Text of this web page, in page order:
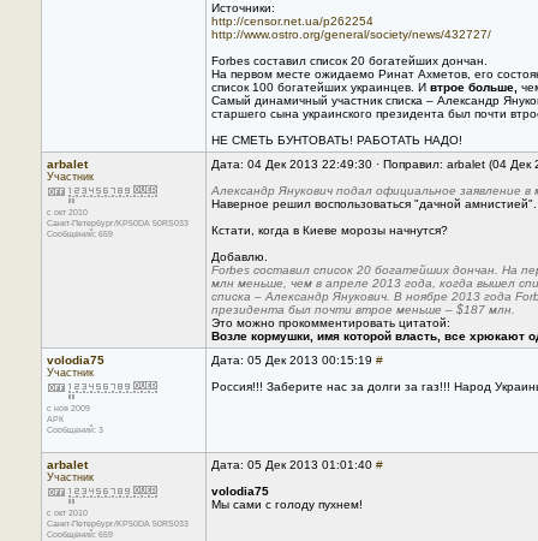
Источники:
http://censor.net.ua/p262254
http://www.ostro.org/general/society/news/432727/
Forbes составил список 20 богатейших дончан.
На первом месте ожидаемо Ринат Ахметов, его
список 100 богатейших украинцев. И втрое больше,
Самый динамичный участник списка – Александр
старшего сына украинского президента был почти
НЕ СМЕТЬ БУНТОВАТЬ! РАБОТАТЬ НАДО!
arbalet
Участник
с окт 2010
Санкт-Петербург/KP50DA 50RS033
Сообщений: 659
Дата: 04 Дек 2013 22:49:30 · Поправил: arbalet (04
Александр Янукович подал официальное заявление
Наверное решил воспользоваться "дачной амнистией".
Кстати, когда в Киеве морозы начнутся?
Добавлю.
Forbes составил список 20 богатейших дончан. На
млн меньше, чем в апреле 2013 года, когда вышел
списка – Александр Янукович. В ноябре 2013 года
президента был почти втрое меньше – $187 млн.
Это можно прокомментировать цитатой:
Возле кормушки, имя которой власть, все хрюкают
volodia75
Участник
с ноя 2009
АРК
Сообщений: 3
Дата: 05 Дек 2013 00:15:19 #
Россия!!! Заберите нас за долги за газ!!! Народ
arbalet
Участник
с окт 2010
Санкт-Петербург/KP50DA 50RS033
Сообщений: 659
Дата: 05 Дек 2013 01:01:40 #
volodia75
Мы сами с голоду пухнем!